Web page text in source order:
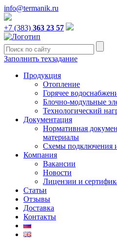
info@termanik.ru
+7 (383) 363 23 57
Заполнить техзадание
Продукция
Отопление
Горячее
Блочно-модульные
Технологический
Документация
Нормативная
материалы
Схемы подключения
Компания
Вакансии
Новости
Лицензии и
Статьи
Отзывы
Доставка
Контакты